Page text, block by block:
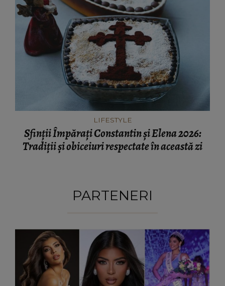
LIFESTYLE
Sfinții Împărați Constantin și Elena 2026:
Tradiții și obiceiuri respectate în această zi
PARTENERI